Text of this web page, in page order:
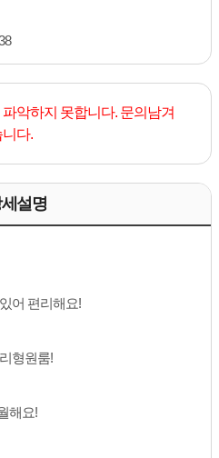
악하지 못합니다. 문의남겨
다.
설명
어 편리해요!
형원룸!
해요!